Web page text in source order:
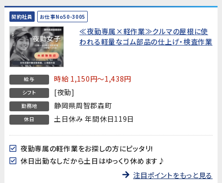
契約社員 お仕事No50-3005
≪夜勤専属×軽作業≫クルマの屋根に使
われる軽量なゴム部品の仕上げ・検査作業
給与 時給 1,150円～1,438円
シフト [夜勤]
勤務地 静岡県周智郡森町
休日 土日休み 年間休日119日
夜勤専属の軽作業をお探しの方にピッタリ!
休日出勤なしだから土日はゆっくり休めます♪
注目ポイントをもっと見る